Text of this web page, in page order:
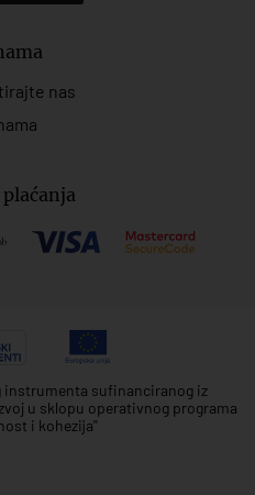
nas
sufinanciranog iz
u sklopu operativnog programa
i kohezija"